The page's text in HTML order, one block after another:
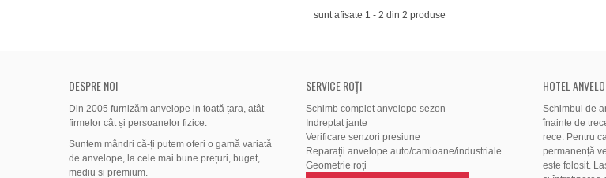
sunt afisate 1 - 2 din 2 produse
DESPRE NOI
Din 2005 furnizăm anvelope in toată țara, atât
firmelor cât și persoanelor fizice.
Suntem mândri că-ți putem oferi o gamă variată
de anvelope, la cele mai bune prețuri, buget,
mediu si premium.
SERVICE ROȚI
Schimb complet anvelope sezon
Indreptat jante
Verificare senzori presiune
Reparații anvelope auto/camioane/industriale
Geometrie roți
HOTEL
Schimbul de
înainte de
rece. Pentru
permanență
este folosit.